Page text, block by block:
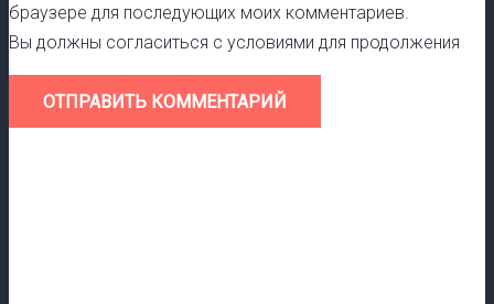
браузере для последующих моих комментариев.
Вы должны согласиться с условиями для продолжения
ОТПРАВИТЬ КОММЕНТАРИЙ